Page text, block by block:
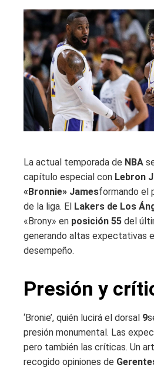
La actual temporada de NBA
capítulo especial con Lebron
«Bronnie» Jamesformando el
de la liga. El Lakers de Los
«Brony» en posición 55 del
generando altas expectativas
desempeño.
Presión y
‘Bronie’, quién lucirá el dorsal 9
presión monumental. Las
pero también las críticas. Un
recogido opiniones de